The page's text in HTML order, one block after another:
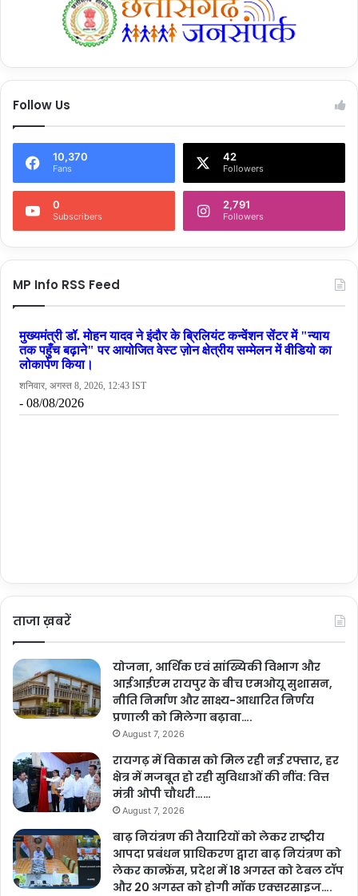
Follow Us
10,370
Fans
42
Followers
0
Subscribers
2,791
Followers
MP Info RSS Feed
ताजा ख़बरें
योजना, आर्थिक एवं सांख्यिकी विभाग और
आईआईएम रायपुर के बीच एमओयू सुशासन,
नीति निर्माण और साक्ष्य-आधारित निर्णय
प्रणाली को मिलेगा बढ़ावा….
August 7, 2026
रायगढ़ में विकास को मिल रही नई रफ्तार, हर
क्षेत्र में मजबूत हो रही सुविधाओं की नींव: वित्त
मंत्री ओपी चौधरी……
August 7, 2026
बाढ़ नियंत्रण की तैयारियों को लेकर राष्ट्रीय
आपदा प्रबंधन प्राधिकरण द्वारा बाढ़ नियंत्रण को
लेकर कान्फ्रेंस, प्रदेश में 18 अगस्त को टेबल टॉप
और 20 अगस्त को होगी मॉक एक्सरसाइज….